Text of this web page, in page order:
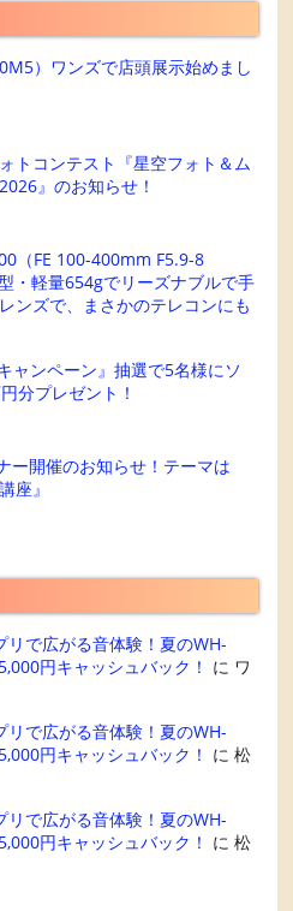
）ワンズで店頭展示始めまし
トコンテスト『星空フォト＆ム
』のお知らせ！
（FE 100-400mm F5.9-8
・軽量654gでリーズナブルで手
ンズで、まさかのテレコンにも
ャンペーン』抽選で5名様にソ
分プレゼント！
ー開催のお知らせ！テーマは
座』
リで広がる音体験！夏のWH-
円キャッシュバック！ に ワ
リで広がる音体験！夏のWH-
円キャッシュバック！ に松
リで広がる音体験！夏のWH-
円キャッシュバック！ に松